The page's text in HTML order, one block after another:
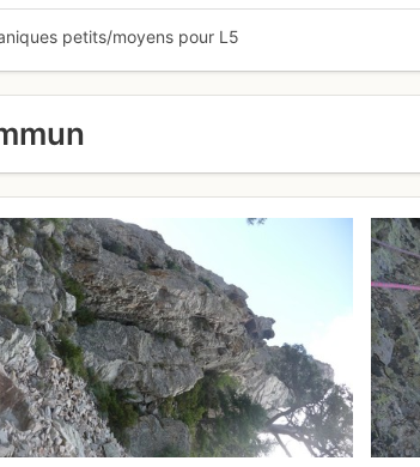
petits/moyens pour L5